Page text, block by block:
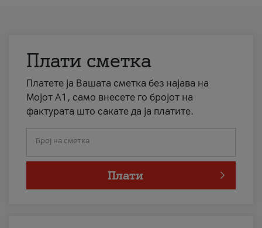
Плати сметка
Платете ја Вашата сметка без најава на
Мојот А1, само внесете го бројот на
фактурата што сакате да ја платите.
Број на сметка
Плати